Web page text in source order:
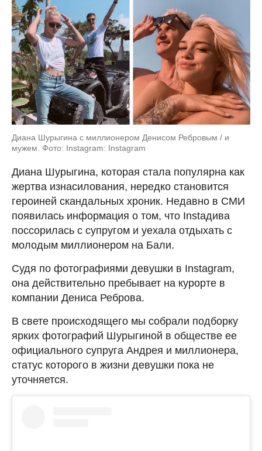
Диана Шурыгина с миллионером Денисом Ребровым / и
мужем. Фото: Instagram: Instagram
Диана Шурыгина, которая стала популярна как
жертва изнасилования, нередко становится
героиней скандальных хроник. Недавно в СМИ
появилась информация о том, что Instaдива
поссорилась с супругом и уехала отдыхать с
молодым миллионером на Бали.
Судя по фотографиями девушки в Instagram,
она действительно пребывает на курорте в
компании Дениса Реброва.
В свете происходящего мы собрали подборку
ярких фотографий Шурыгиной в обществе ее
официального супруга Андрея и миллионера,
статус которого в жизни девушки пока не
уточняется.